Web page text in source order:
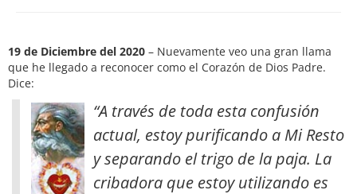
19 de Diciembre del 2020 – Nuevamente veo una gran llama
que he llegado a reconocer como el Corazón de Dios Padre.
Dice:
“A través de toda esta confusión
actual, estoy purificando a Mi Resto
y separando el trigo de la paja. La
cribadora que estoy utilizando es